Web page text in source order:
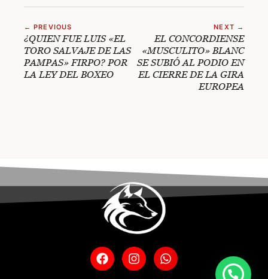
← PREVIOUS
¿QUIEN FUE LUIS «EL
TORO SALVAJE DE LAS
PAMPAS» FIRPO? POR
LA LEY DEL BOXEO
NEXT →
EL CONCORDIENSE
«MUSCULITO» BLANC
SE SUBIÓ AL PODIO EN
EL CIERRE DE LA GIRA
EUROPEA